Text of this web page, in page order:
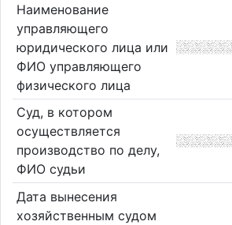
Наименование
управляющего
юридического лица или
ФИО управляющего
физического лица
Суд, в котором
осуществляется
производство по делу,
ФИО судьи
Дата вынесения
хозяйственным судом